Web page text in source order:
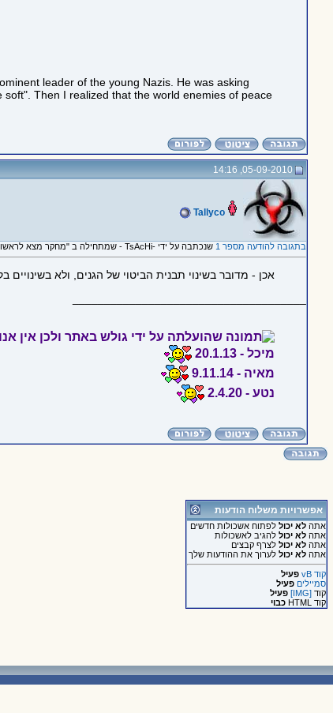
leader of the young Nazis. He was asking
Then I realized that the world enemies of peace
05-09-2010, 14:16
Tallyco
בתגובה להודעה מספר 1 שנכתבה על ידי -TsAcHi - שמתחילה ב "מחקר מצא לראשונה: עישון פסיבי משנה את הגנים"
אכן - מדובר בשינוי תבנית הביטוי של הגנים, ולא בשינויים
מיכל - 20.1.13
מאיה - 9.11.14
נטע - 2.4.20
אפשרויות משלוח הודעות
אתה לא יכוללפתוח אשכולות חדשים
אתה לא יכוללהגיב לאשכולות
אתה לא יכוללצרף קבצים
אתה לא יכוללערוך את ההודעות שלך
קוד vB
פעיל
סמיילים פעיל
קוד [IMG]
פעיל
קוד HTML
כבוי